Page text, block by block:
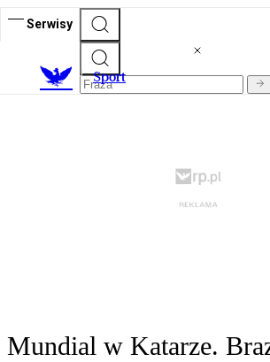
Serwisy
Sport
Mundial w Katarze.